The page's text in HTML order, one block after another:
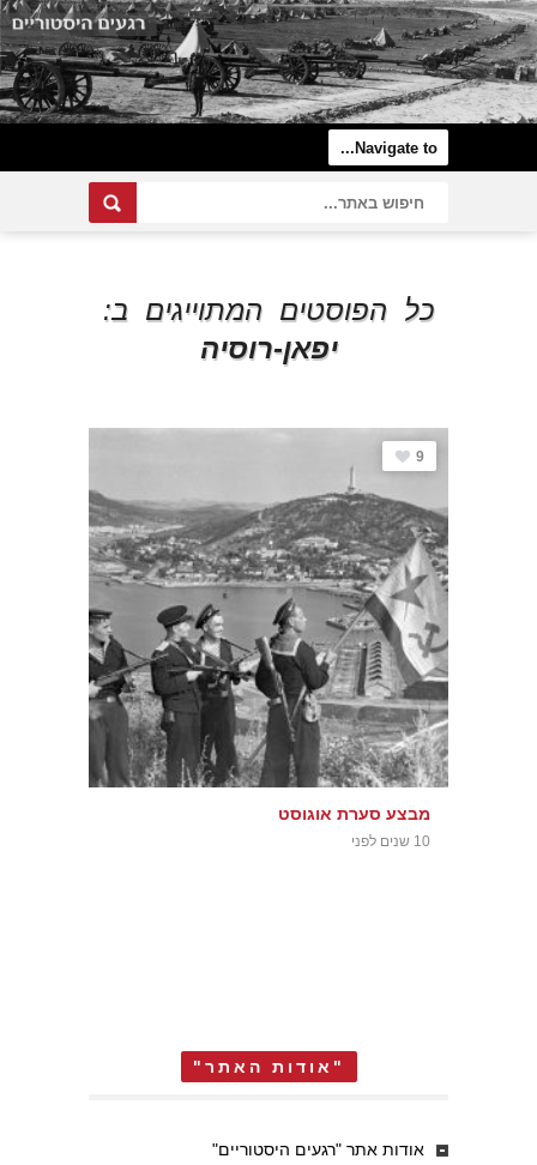
כל הפוסטים המתוייגים ב:
יפאן-רוסיה
9
מבצע סערת אוגוסט
10 שנים לפני
"אודות האתר"
אודות אתר "רגעים היסטוריים"